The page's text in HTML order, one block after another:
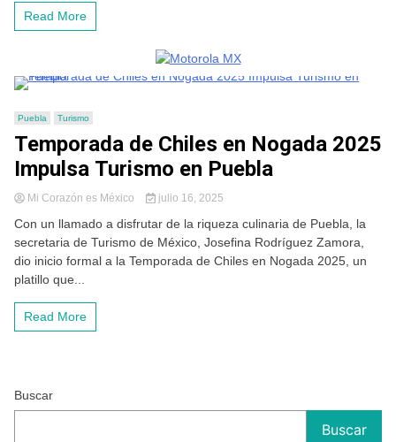
Read More
Puebla Turismo
Temporada de Chiles en Nogada 2025
Impulsa Turismo en Puebla
Mi Corazón es México julio 16, 2025
Con un llamado a disfrutar de la riqueza culinaria de Puebla, la
secretaria de Turismo de México, Josefina Rodríguez Zamora,
dio inicio formal a la Temporada de Chiles en Nogada 2025, un
platillo que...
Read More
Buscar
Buscar